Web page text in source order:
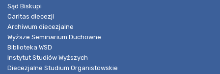
Sąd Biskupi
Caritas diecezji
Archiwum diecezjalne
Wyższe Seminarium Duchowne
Biblioteka WSD
Instytut Studiów Wyższych
Diecezjalne Studium Organistowskie